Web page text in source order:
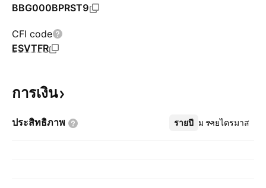
BBG000BPRST9
CFI code
ESVTFR
การเงิน
ประสิทธิภาพ รายปี รายไตรมาส
เพิ่มเติม